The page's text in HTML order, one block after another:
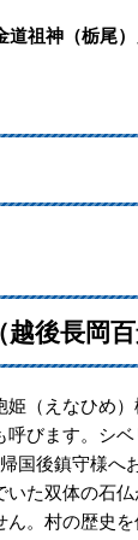
神（栃尾）
後長岡百
（えなひめ）
びます。シ
国後鎮守様へ
た双体の石
。村の歴史